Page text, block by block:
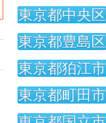
東京都中央区
東京都豊島区
東京都狛江市
東京都町田市